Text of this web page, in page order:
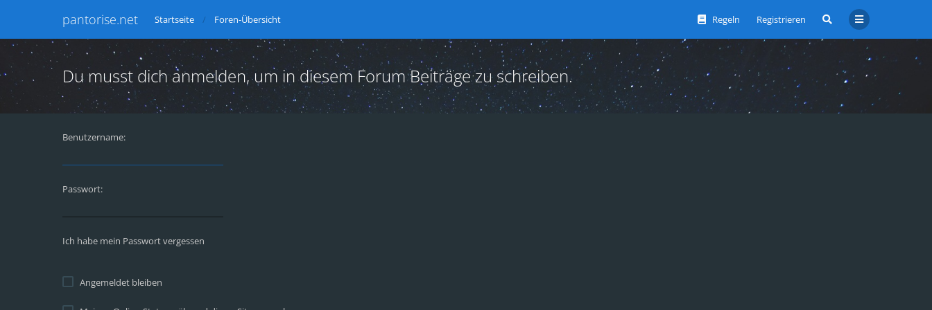
pantorise.net Regeln Registrieren
Startseite Foren-Übersicht
Du musst dich anmelden, um in diesem Forum Beiträge zu schreiben.
Benutzername:
Passwort:
Ich habe mein Passwort vergessen
Angemeldet bleiben